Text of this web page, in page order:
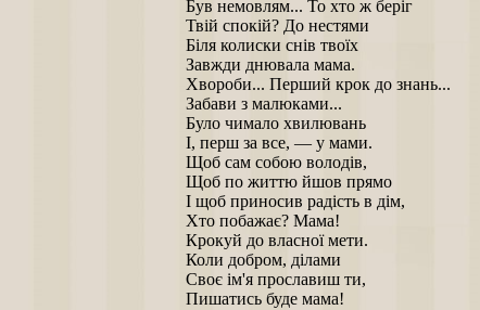
Був немовлям... То хто ж беріг
Твій спокій? До нестями
Біля колиски снів твоїх
Завжди днювала мама.
Хвороби... Перший крок до знань...
Забави з малюками...
Було чимало хвилювань
І, перш за все, — у мами.
Щоб сам собою володів,
Щоб по життю йшов прямо
І щоб приносив радість в дім,
Хто побажає? Мама!
Крокуй до власної мети.
Коли добром, ділами
Своє ім'я прославиш ти,
Пишатись буде мама!